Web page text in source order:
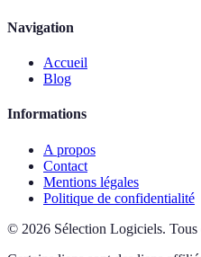
Navigation
Accueil
Blog
Informations
A propos
Contact
Mentions légales
Politique de confidentialité
© 2026 Sélection Logiciels. Tous